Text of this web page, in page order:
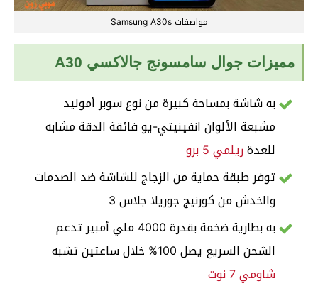
مواصفات Samsung A30s
مميزات جوال سامسونج جالاكسي A30
به شاشة بمساحة كبيرة من نوع سوبر أموليد
مشبعة الألوان انفينيتي-يو فائقة الدقة مشابه
للعدةريلمي 5 برو
توفر طبقة حماية من الزجاج للشاشة ضد الصدمات
والخدش من كورنيج جوريلا جلاس 3
به بطارية ضخمة بقدرة 4000 ملي أمبير تدعم
الشحن السريع يصل 100% خلال ساعتين تشبه
شاومي 7 نوت